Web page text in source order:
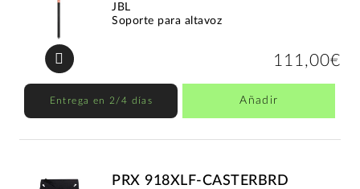
JBL
Soporte para altavoz
111,00€
Entrega en 2/4 días Añadir
PRX 918XLF-CASTERBRD